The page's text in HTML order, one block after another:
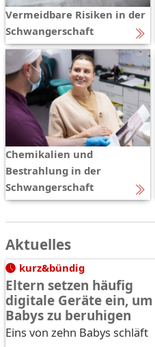
Vermeidbare Risiken in der
Schwangerschaft
Chemikalien und
Bestrahlung in der
Schwangerschaft
Aktuelles
kurz&bündig
Eltern setzen häufig
digitale Geräte ein, um
Babys zu beruhigen
Eins von zehn Babys schläft